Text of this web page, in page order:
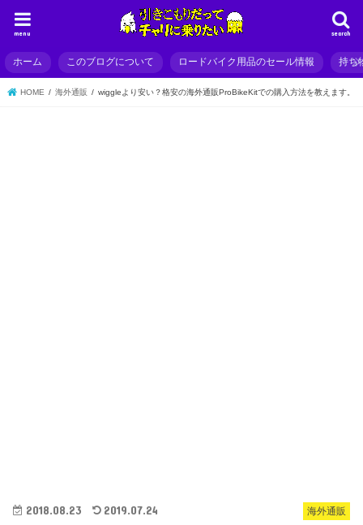
search
menu
ホーム このブログについて ロードバイク用品のセール情報 持ち
HOME 海外通販 wiggleより安い？格安の海外通販ProBikeKitでの購入方法を教えます。
海外通販
2018.08.23 2019.07.24